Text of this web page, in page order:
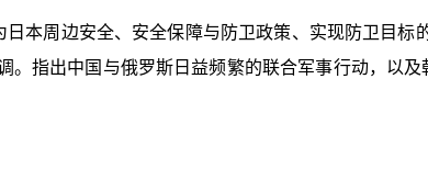
本周边安全、安全保障与防卫政策、实现防卫目
指出中国与俄罗斯日益频繁的联合军事行动，以